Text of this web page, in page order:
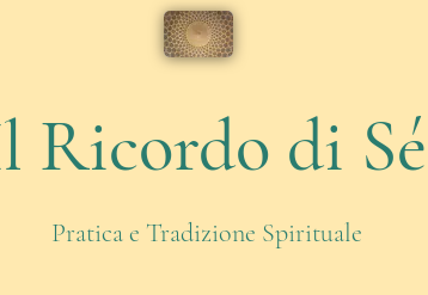
Ricordo di Sé
Pratica e Tradizione Spirituale